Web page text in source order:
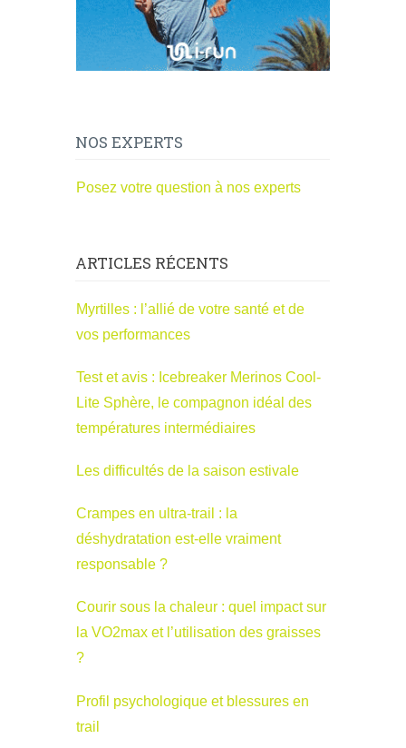
NOS EXPERTS
Posez votre question à nos experts
ARTICLES RÉCENTS
Myrtilles : l’allié de votre santé et de
vos performances
Test et avis : Icebreaker Merinos Cool-
Lite Sphère, le compagnon idéal des
températures intermédiaires
Les difficultés de la saison estivale
Crampes en ultra-trail : la
déshydratation est-elle vraiment
responsable ?
Courir sous la chaleur : quel impact sur
la VO2max et l’utilisation des graisses
?
Profil psychologique et blessures en
trail